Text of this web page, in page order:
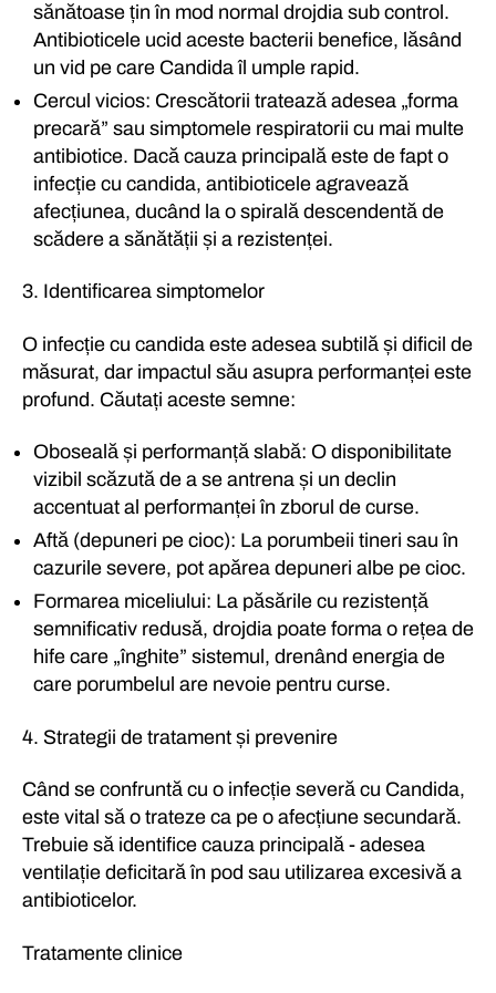
sănătoase țin în mod normal drojdia sub control.
Antibioticele ucid aceste bacterii benefice, lăsând
un vid pe care Candida îl umple rapid.
Cercul vicios: Crescătorii tratează adesea „forma
precară” sau simptomele respiratorii cu mai multe
antibiotice. Dacă cauza principală este de fapt o
infecție cu candida, antibioticele agravează
afecțiunea, ducând la o spirală descendentă de
scădere a sănătății și a rezistenței.
3. Identificarea simptomelor
O infecție cu candida este adesea subtilă și dificil de
măsurat, dar impactul său asupra performanței este
profund. Căutați aceste semne:
Oboseală și performanță slabă: O disponibilitate
vizibil scăzută de a se antrena și un declin
accentuat al performanței în zborul de curse.
Aftă (depuneri pe cioc): La porumbeii tineri sau în
cazurile severe, pot apărea depuneri albe pe cioc.
Formarea miceliului: La păsările cu rezistență
semnificativ redusă, drojdia poate forma o rețea de
hife care „înghite” sistemul, drenând energia de
care porumbelul are nevoie pentru curse.
4. Strategii de tratament și prevenire
Când se confruntă cu o infecție severă cu Candida,
este vital să o trateze ca pe o afecțiune secundară.
Trebuie să identifice cauza principală - adesea
ventilație deficitară în pod sau utilizarea excesivă a
antibioticelor.
Tratamente clinice